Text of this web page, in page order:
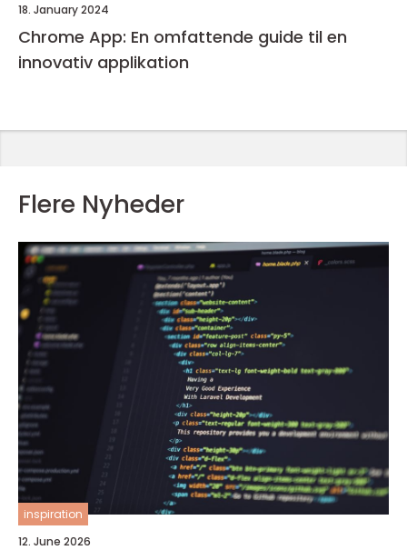
18. January 2024
Chrome App: En omfattende guide til en
innovativ applikation
Flere Nyheder
inspiration
12. June 2026